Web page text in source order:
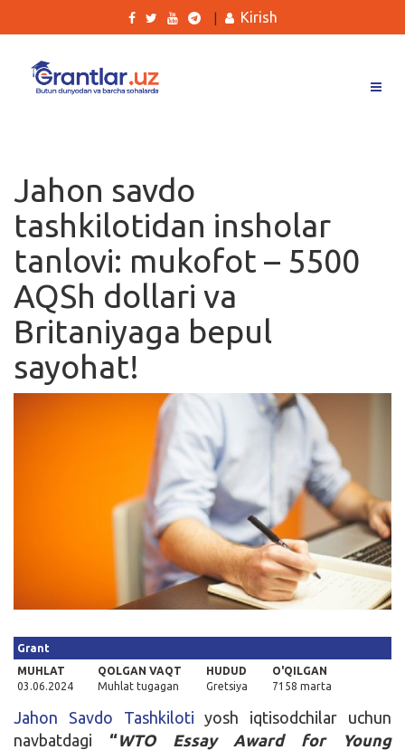
Ishlar
Kurslar
Blog
Yana
Kirish
Jahon savdo
tashkilotidan insholar
tanlovi: mukofot – 5500
AQSh dollari va
Britaniyaga bepul
sayohat!
Grant
MUHLAT
03.06.2024
QOLGAN VAQT
Muhlat tugagan
HUDUD
Gretsiya
O'QILGAN
7158 marta
Jahon Savdo Tashkiloti yosh iqtisodchilar uchun
navbatdagi “WTO Essay Award for Young